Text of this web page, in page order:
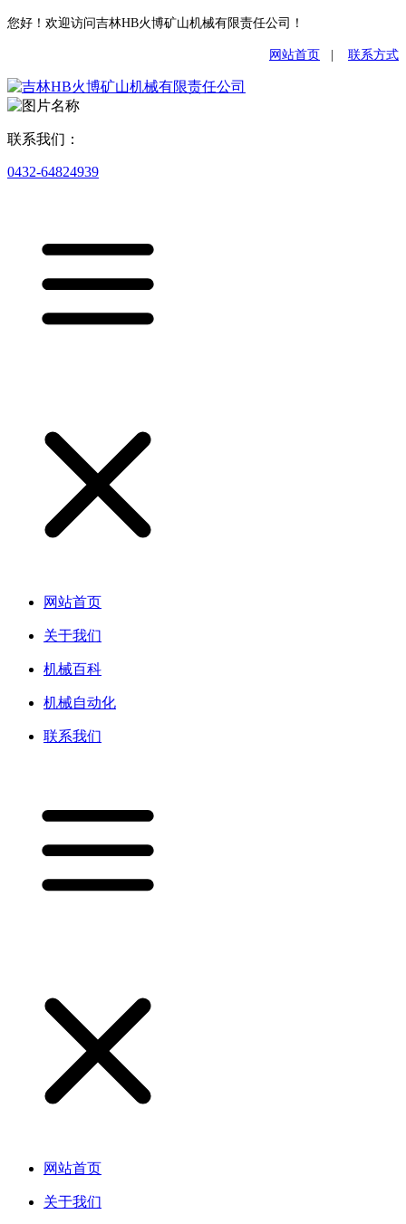
您好！欢迎访问吉林HB火博矿山机械有限责任公司！
网站首页 联系方式
联系我们：
0432-64824939
网站首页
关于我们
机械百科
机械自动化
联系我们
网站首页
关于我们